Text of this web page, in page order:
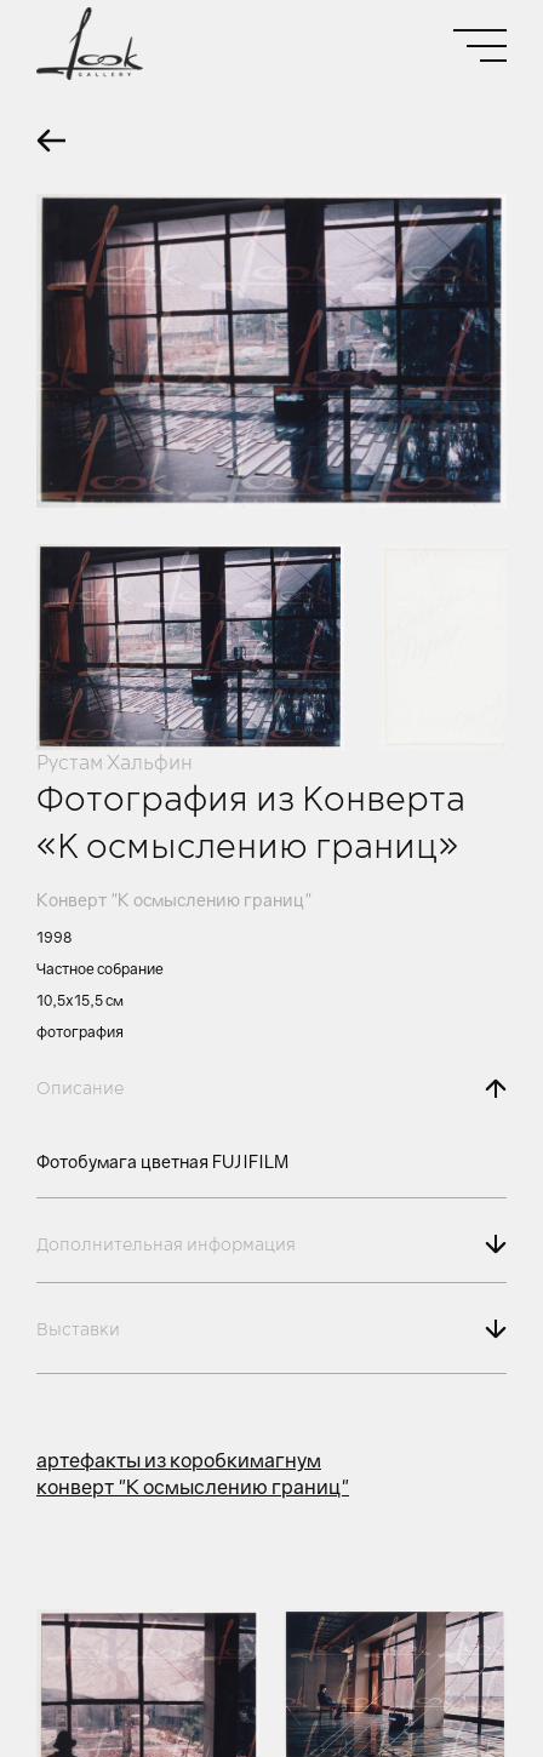
Рустам Хальфин
Фотография из Конверта
«К осмыслению границ»
Конверт "К осмыслению границ"
1998
Частное собрание
10,5х15,5 см
фотография
Описание
Фотобумага цветная FUJIFILM
Дополнительная информация
Выставки
артефакты из коробкимагнум
конверт "К осмыслению границ"